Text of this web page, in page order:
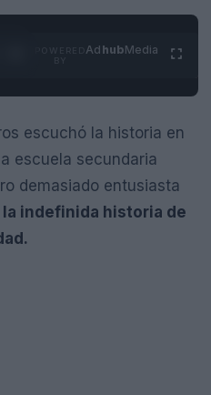
Ad hubMedia
escuchó la historia en
escuela secundaria
demasiado entusiasta
la indefinida historia de